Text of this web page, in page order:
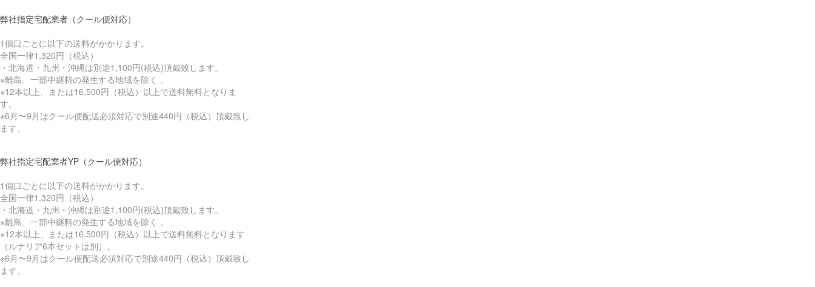
弊社指定宅配業者（クール便対応）
1個口ごとに以下の送料がかかります。
全国一律1,320円（税込）
・北海道・九州・沖縄は別途1,100円(税込)頂戴致します。
※離島、一部中継料の発生する地域を除く 。
※12本以上、または16,500円（税込）以上で送料無料となりま
す。
※6月〜9月はクール便配送必須対応で別途440円（税込）頂戴致し
ます。
弊社指定宅配業者YP（クール便対応）
1個口ごとに以下の送料がかかります。
全国一律1,320円（税込）
・北海道・九州・沖縄は別途1,100円(税込)頂戴致します。
※離島、一部中継料の発生する地域を除く 。
※12本以上、または16,500円（税込）以上で送料無料となります
（ルナリア6本セットは別）。
※6月〜9月はクール便配送必須対応で別途440円（税込）頂戴致し
ます。